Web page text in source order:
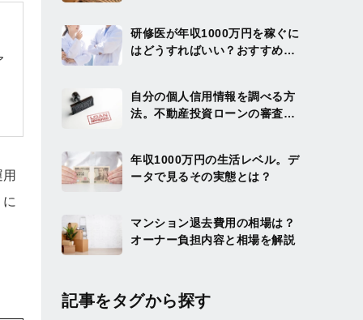
研修医が年収1000万円を稼ぐに
はどうすればいい？おすすめの
自分の個人信用情報を調べる方
法。不動産投資ローンの審査を
年収1000万円の生活レベル。デ
ータで見るその実態とは？
マンション退去費用の相場は？
オーナー負担内容と相場を解説
記事をタグから探す